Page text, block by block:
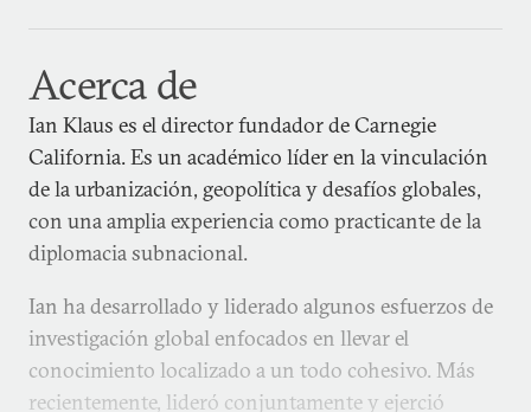
Acerca de
Ian Klaus es el director fundador de Carnegie
California. Es un académico líder en la vinculación
de la urbanización, geopolítica y desafíos globales,
con una amplia experiencia como practicante de la
diplomacia subnacional.
Ian ha desarrollado y liderado algunos esfuerzos de
investigación global enfocados en llevar el
conocimiento localizado a un todo cohesivo. Más
recientemente, lideró conjuntamente y ejerció